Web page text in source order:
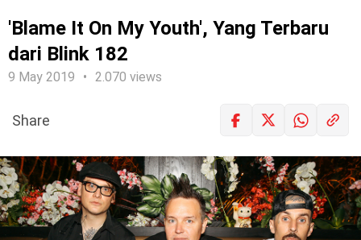
'Blame It On My Youth', Yang Terbaru
dari Blink 182
9 May 2019 2.070 views
LOGIN
Share